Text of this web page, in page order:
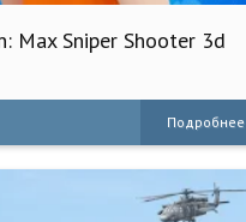
Max Sniper Shooter 3d
Подробнее